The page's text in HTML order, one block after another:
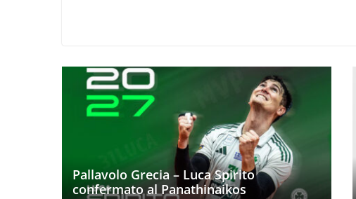
Pallavolo Grecia – Luca Spirito
confermato al Panathinaikos